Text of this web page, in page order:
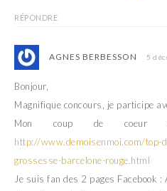
RÉPONDRE
AGNES BERBESSON 5
Bonjour,
Magnifique concours, je participe
Mon coup de
http://www.demoisenmoi.com/top-
grossesse-barcelone-rouge.html
Je suis fan des 2 pages Facebook :